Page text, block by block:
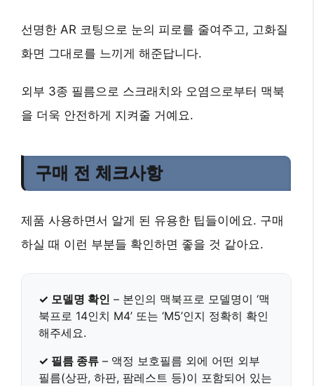
선명한 AR 코팅으로 눈의 피로를 줄여주고, 고화질
화면 그대로를 느끼게 해준답니다.
외부 3종 필름으로 스크래치와 오염으로부터 맥북
을 더욱 안전하게 지켜줄 거예요.
구매 전 체크사항
제품 사용하면서 알게 된 유용한 팁들이에요. 구매
하실 때 이런 부분들 확인하면 좋을 것 같아요.
✓ 모델명 확인 – 본인의 맥북프로 모델명이 ‘맥
북프로 14인치 M4’ 또는 ‘M5’인지 정확히 확인
해주세요.
✓ 필름 종류 – 액정 보호필름 외에 어떤 외부
필름(상판, 하판, 팜레스트 등)이 포함되어 있는